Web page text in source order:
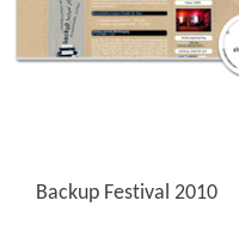
Backup Festival 2010